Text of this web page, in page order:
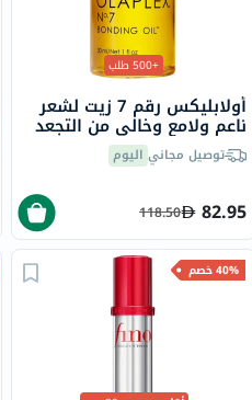
+500 طلب
أولابليكس رقم 7 زيت لشعر
ناعم ولامع وخالي من التجعد
30 ملتوصيل مجاني اليوم
82.95
118.50
40% خصم